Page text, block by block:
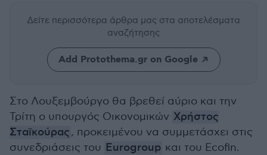
Δείτε περισσότερα άρθρα μας στα αποτελέσματα
αναζήτησης
Add Protothema.gr on Google
Στο Λουξεμβούργο θα βρεθεί αύριο και την
Τρίτη ο υπουργός Οικονομικών Χρήστος
Σταϊκούρας, προκειμένου να συμμετάσχει στις
συνεδριάσεις του Eurogroup και του Ecofin.